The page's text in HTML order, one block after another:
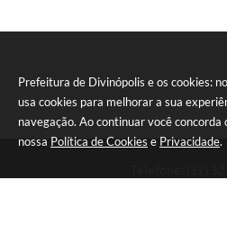
Prefeitura de Divinópolis e os cookies:
usa cookies para melhorar a sua
navegação. Ao continuar você concorda
nossa Política de Cookies e Privacidade.